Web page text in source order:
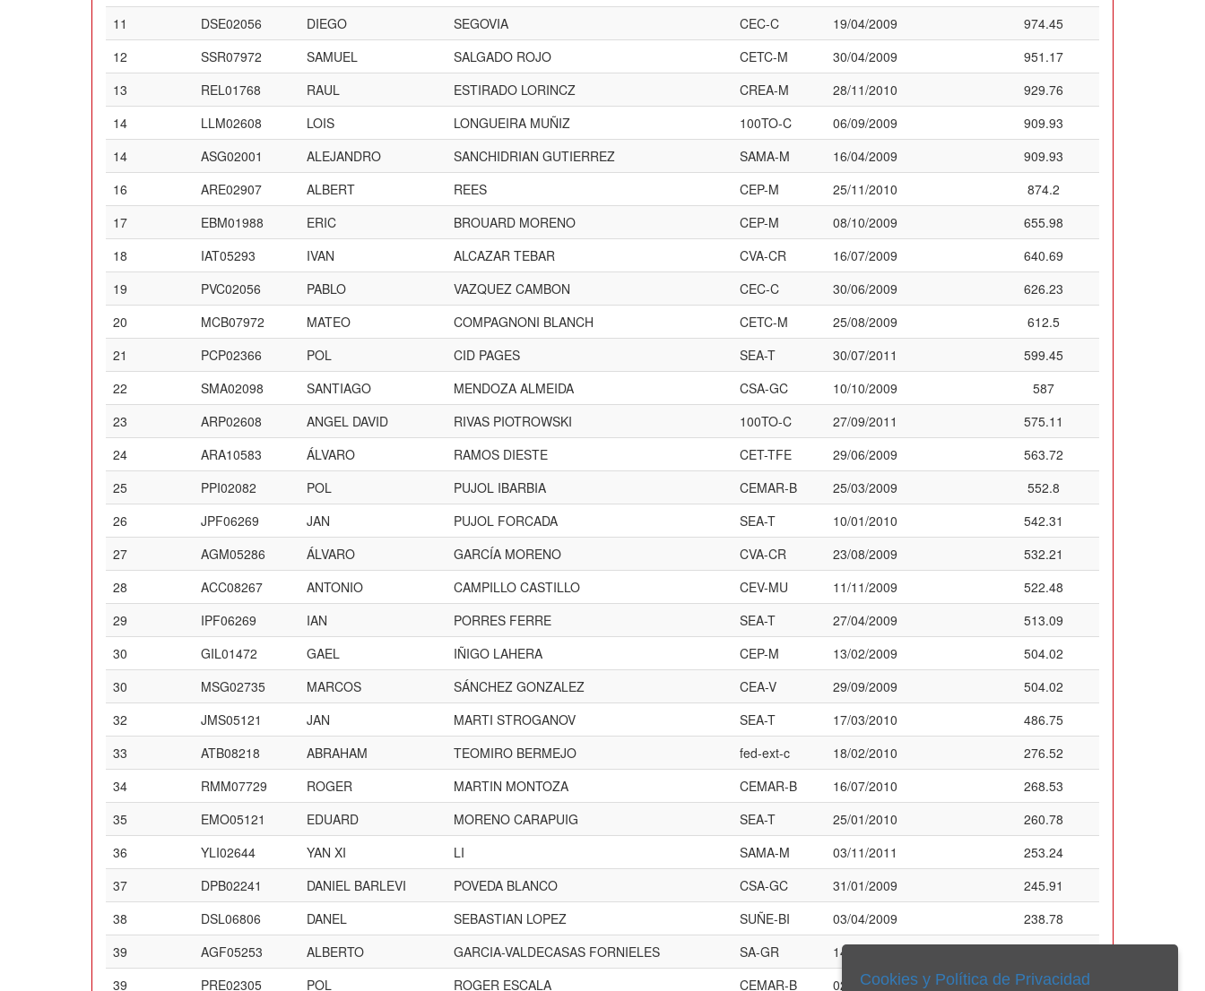
11
DSE02056 DIEGO SEGOVIA CEC-C 19/04/2009
974.45
12
SSR07972 SAMUEL SALGADO ROJO CETC-M 30/04/2009
951.17
13
REL01768 RAUL ESTIRADO LORINCZ CREA-M 28/11/2010
929.76
14
LLM02608 LOIS LONGUEIRA MUÑIZ 100TO-C 06/09/2009
909.93
14
ASG02001 ALEJANDRO SANCHIDRIAN GUTIERREZ SAMA-M 16/04/2009
909.93
16
ARE02907 ALBERT REES CEP-M 25/11/2010
874.2
17
EBM01988 ERIC BROUARD MORENO CEP-M 08/10/2009
655.98
18
IAT05293 IVAN ALCAZAR TEBAR CVA-CR 16/07/2009
640.69
19
PVC02056 PABLO VAZQUEZ CAMBON CEC-C 30/06/2009
626.23
20
MCB07972 MATEO COMPAGNONI BLANCH CETC-M 25/08/2009
612.5
21
PCP02366 POL CID PAGES SEA-T 30/07/2011
599.45
22
SMA02098 SANTIAGO MENDOZA ALMEIDA CSA-GC 10/10/2009
587
23
ARP02608 ANGEL DAVID RIVAS PIOTROWSKI 100TO-C 27/09/2011
575.11
24
ARA10583 ÁLVARO RAMOS DIESTE CET-TFE 29/06/2009
563.72
25
PPI02082 POL PUJOL IBARBIA CEMAR-B 25/03/2009
552.8
26
JPF06269 JAN PUJOL FORCADA SEA-T 10/01/2010
542.31
27
AGM05286 ÁLVARO GARCÍA MORENO CVA-CR 23/08/2009
532.21
28
ACC08267 ANTONIO CAMPILLO CASTILLO CEV-MU 11/11/2009
522.48
29
IPF06269 IAN PORRES FERRE SEA-T 27/04/2009
513.09
30
GIL01472 GAEL IÑIGO LAHERA CEP-M 13/02/2009
504.02
30
MSG02735 MARCOS SÁNCHEZ GONZALEZ CEA-V 29/09/2009
504.02
32
JMS05121 JAN MARTI STROGANOV SEA-T 17/03/2010
486.75
33
ATB08218 ABRAHAM TEOMIRO BERMEJO fed-ext-c 18/02/2010
276.52
34
RMM07729 ROGER MARTIN MONTOZA CEMAR-B 16/07/2010
268.53
35
EMO05121 EDUARD MORENO CARAPUIG SEA-T 25/01/2010
260.78
36
YLI02644 YAN XI LI SAMA-M 03/11/2011
253.24
37
DPB02241 DANIEL BARLEVI POVEDA BLANCO CSA-GC 31/01/2009
245.91
38
DSL06806 DANEL SEBASTIAN LOPEZ SUÑE-BI 03/04/2009
238.78
39
AGF05253 ALBERTO GARCIA-VALDECASAS FORNIELES SA-GR 14/06/2011
39
PRE02305 POL ROGER ESCALA CEMAR-B 02/11/2010 231.83
Cookies y Política de Privacidad